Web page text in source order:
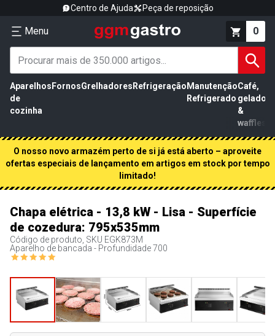
Centro de Ajuda Peça de reposição
Menu 0
Aparelhos
de
cozinha
FornosGrelhadores Refrigeração Manutenção
Refrigerado
Café,
gelados
&
waffles
O nosso novo armazém perto de si já está aberto – aproveite
ofertas especiais de lançamento em artigos em stock por tempo
limitado!
Chapa elétrica - 13,8 kW - Lisa - Superfície
de cozedura: 795x535mm
Código de produto, SKU EGK873M
Aparelho de bancada - Profundidade 700